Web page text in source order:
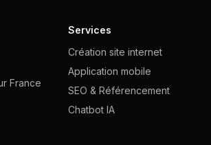
France
Services
Création site internet
Application mobile
SEO & Référencement
Chatbot IA